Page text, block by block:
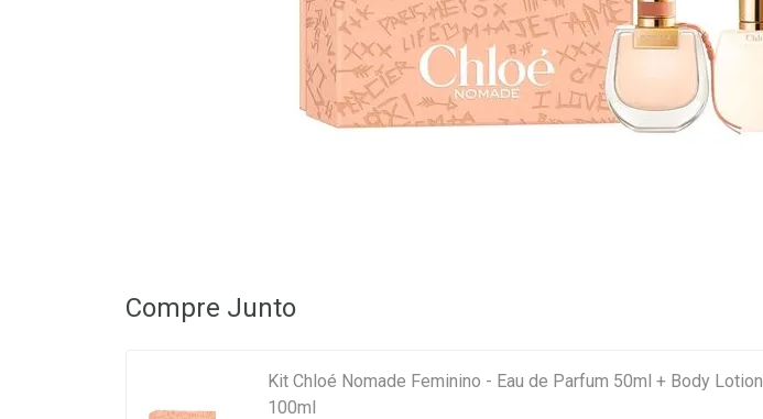
Compre Junto
Kit Chloé Nomade Feminino - Eau de Parfum 50ml + Body Lotion
100ml